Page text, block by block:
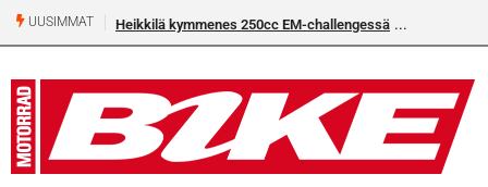
UUSIMMAT Heikkilä kymmenes 250cc EM-challengessä